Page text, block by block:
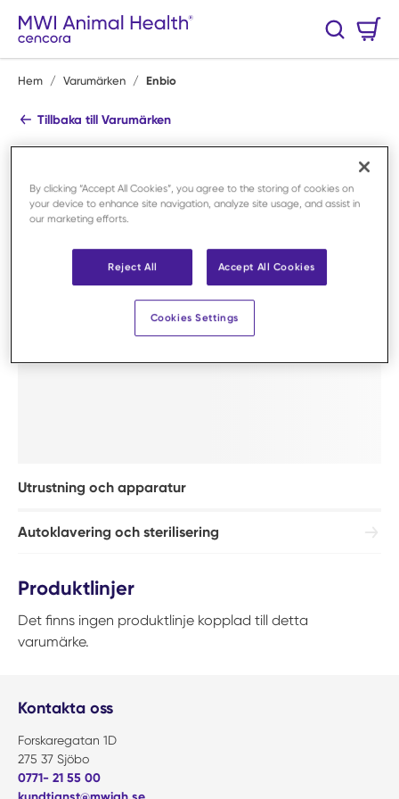
Hoppa till huvudinnehåll
Sök
Hem / Varumärken / Enbio
Tillbaka till Varumärken
Enbio Handla alla produkter
Handla efter kategori
Utrustning och apparatur
Autoklavering och sterilisering
Produktlinjer
Det finns ingen produktlinje kopplad till detta
varumärke.
Kontakta oss
Forskaregatan 1D
275 37 Sjöbo
0771- 21 55 00
By clicking “Accept All Cookies”, you agree to the storing of cookies on
your device to enhance site navigation, analyze site usage, and assist in
our marketing efforts.
Reject All Accept All Cookies
Cookies Settings